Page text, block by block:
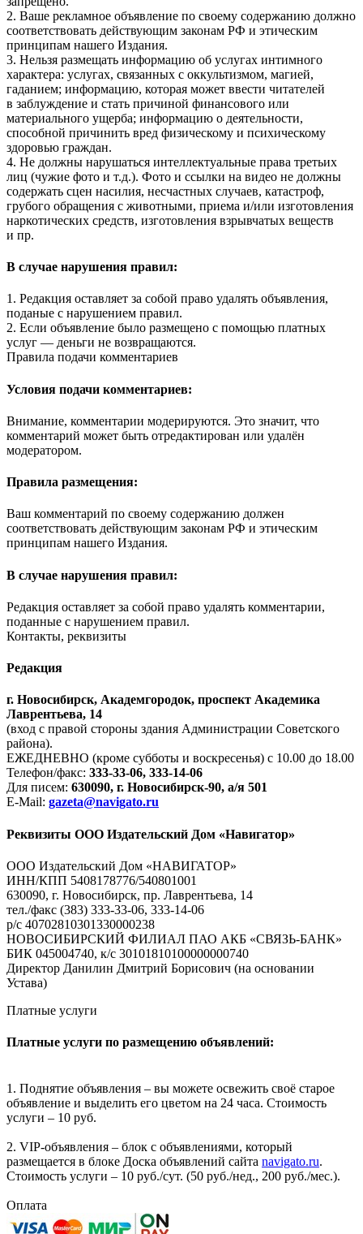
2. Ваше рекламное объявление по своему содержанию должно
соответствовать действующим законам РФ и этическим
принципам нашего Издания.
3. Нельзя размещать информацию об услугах интимного
характера: услугах, связанных с оккультизмом, магией,
гаданием; информацию, которая может ввести читателей
в заблуждение и стать причиной финансового или
материального ущерба; информацию о деятельности,
способной причинить вред физическому и психическому
здоровью граждан.
4. Не должны нарушаться интеллектуальные права третьих
лиц (чужие фото и т.д.). Фото и ссылки на видео не должны
содержать сцен насилия, несчастных случаев, катастроф,
грубого обращения с животными, приема и/или изготовления
наркотических средств, изготовления взрывчатых веществ
и пр.
В случае нарушения правил:
1. Редакция оставляет за собой право удалять объявления,
поданые с нарушением правил.
2. Если объявление было размещено с помощью платных
услуг — деньги не возвращаются.
Правила подачи комментариев
Условия подачи комментариев:
Внимание, комментарии модерируются. Это значит, что
комментарий может быть отредактирован или удалён
модератором.
Правила размещения:
Ваш комментарий по своему содержанию должен
соответствовать действующим законам РФ и этическим
принципам нашего Издания.
В случае нарушения правил:
Редакция оставляет за собой право удалять комментарии,
поданные с нарушением правил.
Контакты, реквизиты
Редакция
г. Новосибирск, Академгородок, проспект Академика
Лаврентьева, 14
(вход с правой стороны здания Администрации Советского
района).
ЕЖЕДНЕВНО (кроме субботы и воскресенья) с 10.00 до 18.00
Телефон/факс: 333-33-06, 333-14-06
Для писем: 630090, г. Новосибирск-90, а/я 501
E-Mail: gazeta@navigato.ru
Реквизиты ООО Издательский Дом «Навигатор»
ООО Издательский Дом «НАВИГАТОР»
ИНН/КПП 5408178776/540801001
630090, г. Новосибирск, пр. Лаврентьева, 14
тел./факс (383) 333-33-06, 333-14-06
р/с 40702810301330000238
НОВОСИБИРСКИЙ ФИЛИАЛ ПАО АКБ «СВЯЗЬ-БАНК»
БИК 045004740, к/с 30101810100000000740
Директор Данилин Дмитрий Борисович (на основании
Устава)
Платные услуги
Платные услуги по размещению объявлений:
1. Поднятие объявления – вы можете освежить своё старое
объявление и выделить его цветом на 24 часа. Стоимость
услуги – 10 руб.
2. VIP-объявления – блок с объявлениями, который
размещается в блоке Доска объявлений сайта navigato.ru.
Стоимость услуги – 10 руб./сут. (50 руб./нед., 200 руб./мес.).
Оплата